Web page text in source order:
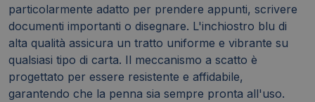
particolarmente adatto per prendere appunti, scrivere
documenti importanti o disegnare. L'inchiostro blu di
alta qualità assicura un tratto uniforme e vibrante su
qualsiasi tipo di carta. Il meccanismo a scatto è
progettato per essere resistente e affidabile,
garantendo che la penna sia sempre pronta all'uso.